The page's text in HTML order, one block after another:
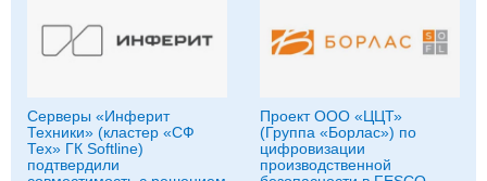
Серверы «Инферит
Техники» (кластер «СФ
Тех» ГК Softline)
подтвердили
Проект ООО «ЦЦТ»
(Группа «Борлас») по
цифровизации
производственной